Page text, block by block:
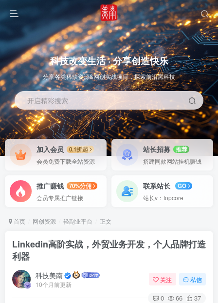
OS教程 SOFT教程
科技改变生活 · 分享创造快乐
分享各类稀缺资源&网创实战项目，探索前沿黑科技
开启精彩搜索
加入会员
0.1折起
会员免费下载全站资源
站长招募
推荐
搭建同款网站挂机赚钱
推广赚钱
70%分佣
会员专属推广链接
联系站长
GO
站长v：topcore
首页 网创资源 轻副业平台 正文
Linkedin高阶实战，外贸业务开发，个人品牌打造
利器
科技美南
10个月前更新
关注 私信
0 66 37